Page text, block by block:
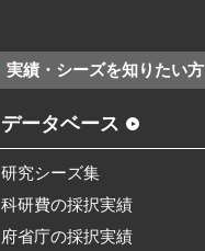
実績・シーズを知りたい方
データベース
研究シーズ集
科研費の採択実績
府省庁の採択実績